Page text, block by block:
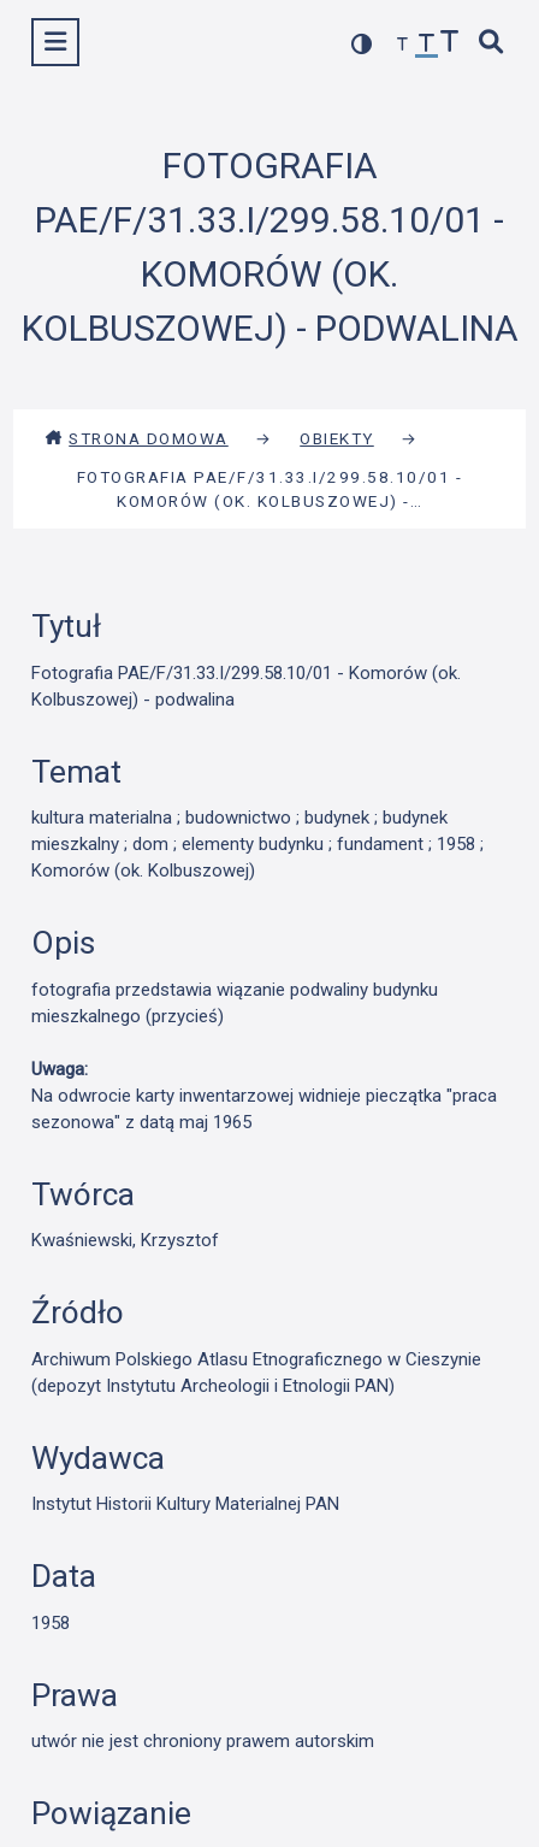
Wyświetl menu
FOTOGRAFIA
PAE/F/31.33.I/299.58.10/01 -
KOMORÓW (OK.
KOLBUSZOWEJ) - PODWALINA
STRONA DOMOWA → OBIEKTY
→
FOTOGRAFIA PAE/F/31.33.I/299.58.10/01 -
KOMORÓW (OK. KOLBUSZOWEJ) -…
Tytuł
Fotografia PAE/F/31.33.I/299.58.10/01 - Komorów (ok.
Kolbuszowej) - podwalina
Temat
kultura materialna ; budownictwo ; budynek ; budynek
mieszkalny ; dom ; elementy budynku ; fundament ; 1958 ;
Komorów (ok. Kolbuszowej)
Opis
fotografia przedstawia wiązanie podwaliny budynku
mieszkalnego (przycieś)
Uwaga:
Na odwrocie karty inwentarzowej widnieje pieczątka "praca
sezonowa" z datą maj 1965
Twórca
Kwaśniewski, Krzysztof
Źródło
Archiwum Polskiego Atlasu Etnograficznego w Cieszynie
(depozyt Instytutu Archeologii i Etnologii PAN)
Wydawca
Instytut Historii Kultury Materialnej PAN
Data
1958
Prawa
utwór nie jest chroniony prawem autorskim
Powiązanie